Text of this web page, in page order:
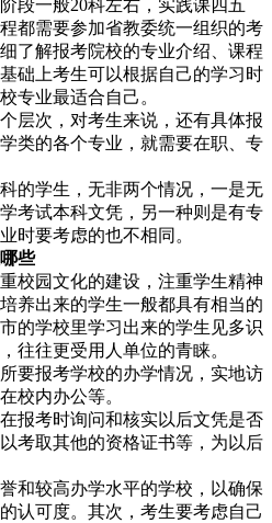
段一般20科左右，实践课四五
都需要参加省教委统一组织的考
了解报考院校的专业介绍、课程
础上考生可以根据自己的学习时
专业最适合自己。
层次，对考生来说，还有具体报
类的各个专业，就需要在职、专
的学生，无非两个情况，一是无
考试本科文凭，另一种则是有专
时要考虑的也不相同。
些
校园文化的建设，注重学生精神
养出来的学生一般都具有相当的
的学校里学习出来的学生见多识
往往更受用人单位的青睐。
要报考学校的办学情况，实地访
校内办公等。
报考时询问和核实以后文凭是否
考取其他的资格证书等，为以后
和较高办学水平的学校，以确保
认可度。其次，考生要考虑自己